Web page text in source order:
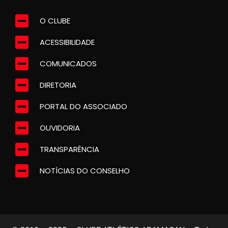
O CLUBE
ACESSIBILIDADE
COMUNICADOS
DIRETORIA
PORTAL DO ASSOCIADO
OUVIDORIA
TRANSPARÊNCIA
NOTÍCIAS DO CONSELHO